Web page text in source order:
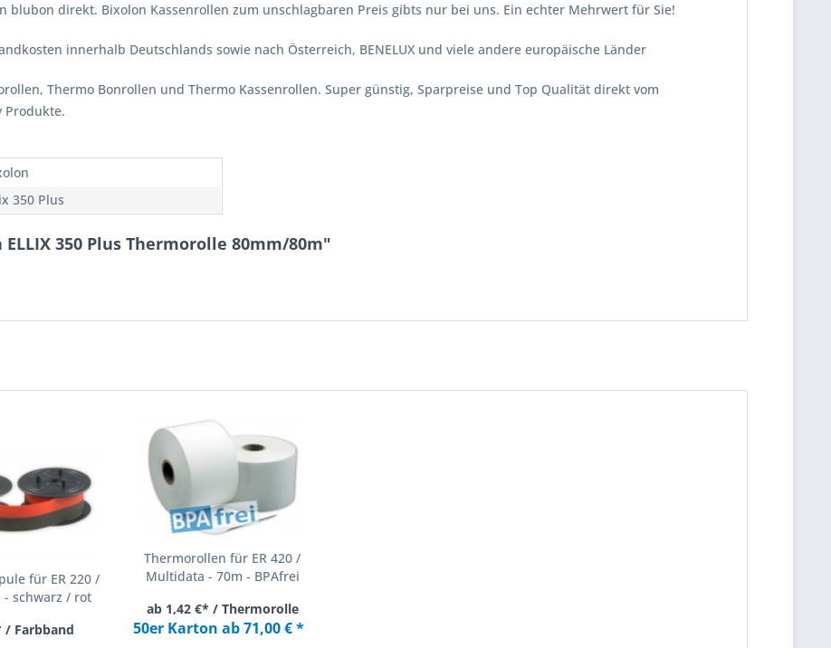
blubon direkt. Bixolon Kassenrollen zum unschlagbaren Preis gibts nur bei uns. Ein echter Mehrwert für Sie!
innerhalb Deutschlands sowie nach Österreich, BENELUX und viele andere europäische Länder
Thermo Bonrollen und Thermo Kassenrollen. Super günstig, Sparpreise und Top Qualität direkt vom
Produkte.
350 Plus
350 Plus Thermorolle 80mm/80m"
für ER 220 /
schwarz / rot
/ Farbband
Thermorollen für ER 420 /
Multidata - 70m - BPAfrei
ab 1,42 €* / Thermorolle
50er Karton ab 71,00 € *